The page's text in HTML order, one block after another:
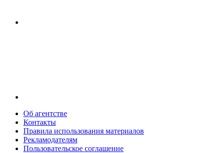
Об агентстве
Контакты
Правила использования материалов
Рекламодателям
Пользовательское соглашение